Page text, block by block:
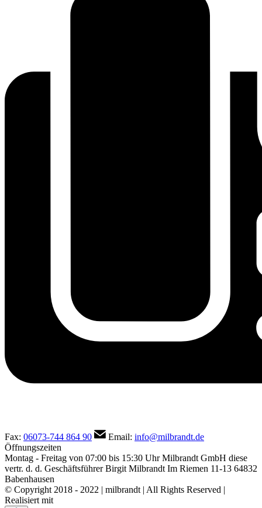
Fax: 06073-744 864 90 Email: info@milbrandt.de
Öffnungszeiten
Montag - Freitag von 07:00 bis 15:30 Uhr Milbrandt GmbH diese
vertr. d. d. Geschäftsführer Birgit MilbrandtIm Riemen 11-13 64832
Babenhausen
© Copyright 2018 - 2022 | milbrandt | All Rights Reserved |
Realisiert mit